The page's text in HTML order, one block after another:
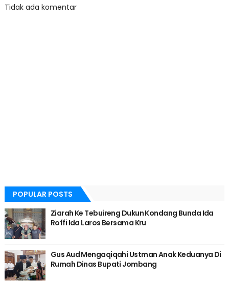
Tidak ada komentar
POPULAR POSTS
Ziarah Ke Tebuireng Dukun Kondang Bunda Ida
Roffi Ida Laros Bersama Kru
Gus Aud Mengaqiqahi Ustman Anak Keduanya Di
Rumah Dinas Bupati Jombang